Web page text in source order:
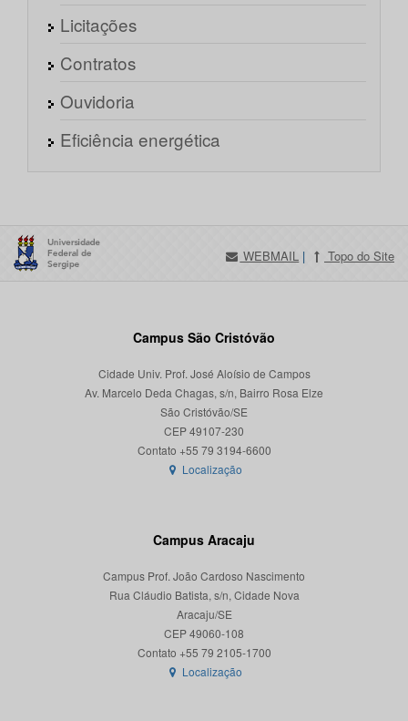
Licitações
Contratos
Ouvidoria
Eficiência energética
WEBMAIL | Topo do Site
Campus São Cristóvão
Cidade Univ. Prof. José Aloísio de Campos
Av. Marcelo Deda Chagas, s/n, Bairro Rosa Elze
São Cristóvão/SE
CEP 49107-230
Localização
Campus Aracaju
Campus Prof. João Cardoso Nascimento
Rua Cláudio Batista, s/n, Cidade Nova
Aracaju/SE
CEP 49060-108
Localização